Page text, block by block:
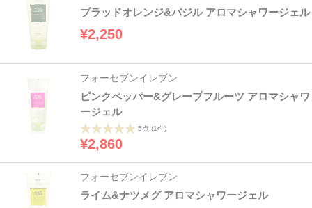
ブラッドオレンジ&バジル アロマシャワージェル
¥2,250
フォーセブンイレブン
ピンクペッパー&グレープフルーツ アロマシャワ
ージェル
5点 (1件)
¥2,860
フォーセブンイレブン
ライム&ナツメグ アロマシャワージェル